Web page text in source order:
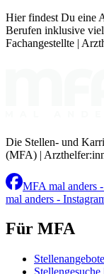
Hier findest Du eine
Berufen inklusive
Fachangestellte |
Die Stellen- und
(MFA) |
MFA mal anders
mal anders -
Für MFA